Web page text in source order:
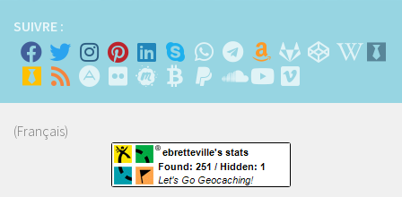
SUIVRE :
(Français)